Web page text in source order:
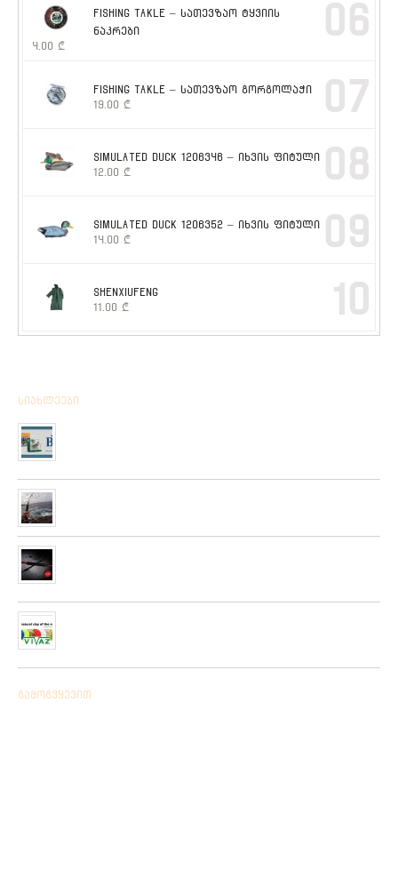
FISHING TAKLE – სათევზაო ტყვიის
ნაკრები
4.00 ₾
06
FISHING TAKLE – სათევზაო გორგოლაჭი
19.00 ₾ 07
SIMULATED DUCK 1206346 – იხვის ფიტული
12.00 ₾ 08
SIMULATED DUCK 1206352 – იხვის ფიტული
14.00 ₾ 09
SHENXIUFENG
11.00 ₾ 10
სიახლეები
გამოგვყევით